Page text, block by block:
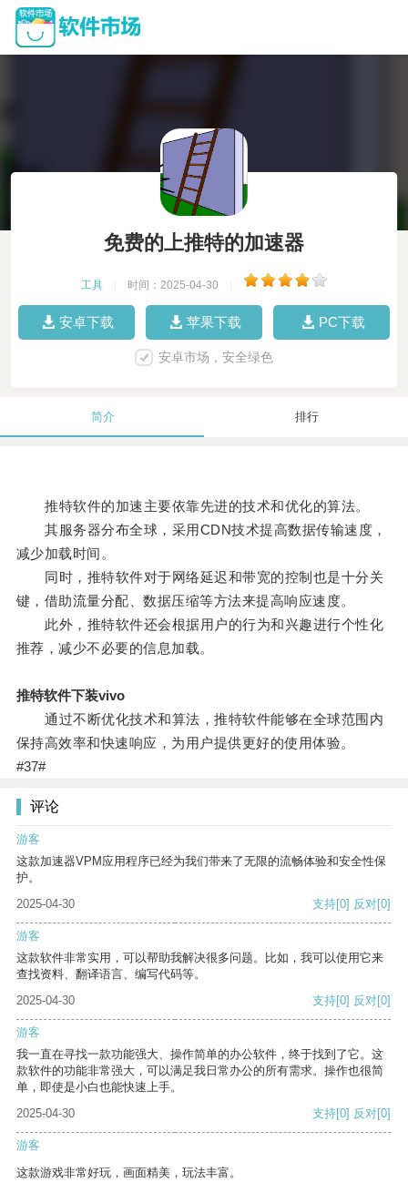
免费的上推特的加速器
工具 时间：2025-04-30
安卓下载 苹果下载 PC下载
安卓市场，安全绿色
简介 排行
推特软件的加速主要依靠先进的技术和优化的算法。
其服务器分布全球，采用CDN技术提高数据传输速度，
减少加载时间。
同时，推特软件对于网络延迟和带宽的控制也是十分关
键，借助流量分配、数据压缩等方法来提高响应速度。
此外，推特软件还会根据用户的行为和兴趣进行个性化
推荐，减少不必要的信息加载。
推特软件下装vivo
通过不断优化技术和算法，推特软件能够在全球范围内
保持高效率和快速响应，为用户提供更好的使用体验。
#37#
评论
游客
这款加速器VPM应用程序已经为我们带来了无限的流畅体验和安全性保
护。
2025-04-30
支持[0] 反对[0]
游客
这款软件非常实用，可以帮助我解决很多问题。比如，我可以使用它来
查找资料、翻译语言、编写代码等。
2025-04-30
支持[0] 反对[0]
游客
我一直在寻找一款功能强大、操作简单的办公软件，终于找到了它。这
款软件的功能非常强大，可以满足我日常办公的所有需求。操作也很简
单，即使是小白也能快速上手。
2025-04-30
支持[0] 反对[0]
游客
这款游戏非常好玩，画面精美，玩法丰富。